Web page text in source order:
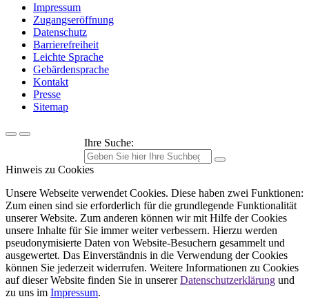
Impressum
Zugangseröffnung
Datenschutz
Barrierefreiheit
Leichte Sprache
Gebärdensprache
Kontakt
Presse
Sitemap
Ihre Suche:
Hinweis zu Cookies
Unsere Webseite verwendet Cookies. Diese haben zwei Funktionen:
Zum einen sind sie erforderlich für die grundlegende Funktionalität
unserer Website. Zum anderen können wir mit Hilfe der Cookies
unsere Inhalte für Sie immer weiter verbessern. Hierzu werden
pseudonymisierte Daten von Website-Besuchern gesammelt und
ausgewertet. Das Einverständnis in die Verwendung der Cookies
können Sie jederzeit widerrufen. Weitere Informationen zu Cookies
auf dieser Website finden Sie in unsererDatenschutzerklärung und
zu uns im Impressum.